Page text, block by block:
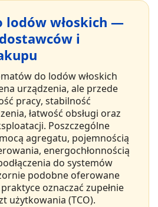
lodów włoskich —
i
do lodów włoskich
urządzenia, ale przede
pracy, stabilność
, łatwość obsługi oraz
. Poszczególne
agregatu, pojemnością
energochłonnością
do systemów
podobne oferowane
oznaczać zupełnie
użytkowania (TCO).